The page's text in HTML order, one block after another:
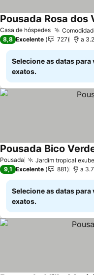
Casa de hóspedes
Pousada Rosa dos
8,8 Excelente 727 a
Selecione as datas para
exatos.
Pousada Jardim tropical
Pousada Bico
9,1 Excelente 881 a
Selecione as datas para
exatos.